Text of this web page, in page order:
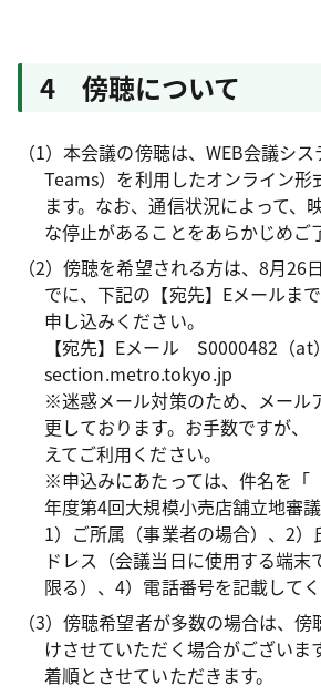
4 傍聴について
（1）本会議の傍聴は、WEB会議シ
Teams）を利用したオンライン形
ます。なお、通信状況によって、
な停止があることをあらかじめご
（2）傍聴を希望される方は、8月26
でに、下記の【宛先】Eメールま
申し込みください。
【宛先】Eメール S0000482（at）
section.metro.tokyo.jp
​​※迷惑メール対策のため、メール
更しております。お手数ですが、
えてご利用ください。
※申込みにあたっては、件名を「
年度第4回大規模小売店舗立地審
1）ご所属（事業者の場合）、2
ドレス（会議当日に使用する端末
限る）、4）電話番号を記載してく
（3）傍聴希望者が多数の場合は、
けさせていただく場合がございま
着順とさせていただきます。